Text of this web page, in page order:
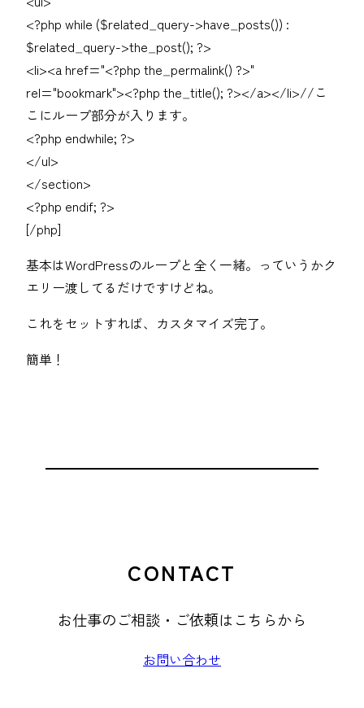
<?php while ($related_query->have_posts()) :
$related_query->the_post(); ?>
<li><a href="<?php the_permalink() ?>"
rel="bookmark"><?php the_title(); ?></a></li>//こ
こにループ部分が入ります。
<?php endwhile; ?>
</ul>
</section>
<?php endif; ?>
[/php]
基本はWordPressのループと全く一緒。っていうかク
エリー渡してるだけですけどね。
これをセットすれば、カスタマイズ完了。
簡単！
CONTACT
お仕事のご相談・ご依頼はこちらから
お問い合わせ